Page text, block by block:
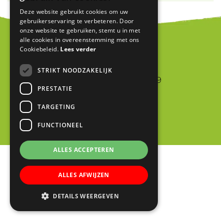
Blink
Jan van Riebeeckstraat 9
info@blinkschool.nl
Deze website gebruikt cookies om uw
gebruikerservaring te verbeteren. Door
onze website te gebruiken, stemt u in met
alle cookies in overeenstemming met ons
Cookiebeleid. Lees verder
STRIKT NOODZAKELIJK
PRESTATIE
TARGETING
FUNCTIONEEL
ALLES ACCEPTEREN
ALLES AFWIJZEN
DETAILS WEERGEVEN